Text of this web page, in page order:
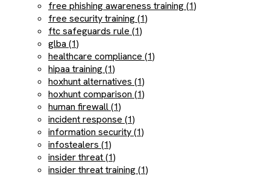
free phishing awareness training (1)
free security training (1)
ftc safeguards rule (1)
glba (1)
healthcare compliance (1)
hipaa training (1)
hoxhunt alternatives (1)
hoxhunt comparison (1)
human firewall (1)
incident response (1)
information security (1)
infostealers (1)
insider threat (1)
insider threat training (1)